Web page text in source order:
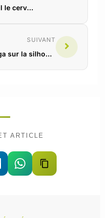
Le yoga modifie-t-il le cerveau ? Ce que la neuro-imagerie montre vraiment
SUIVANT
Effets du yoga sur la silhouette : ce que la science dit vraiment
ARTICLE